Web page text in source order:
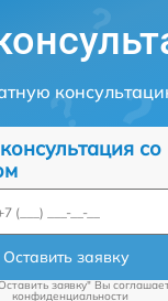
со
Оставить заявку
заявку" Вы
конфиденциальности